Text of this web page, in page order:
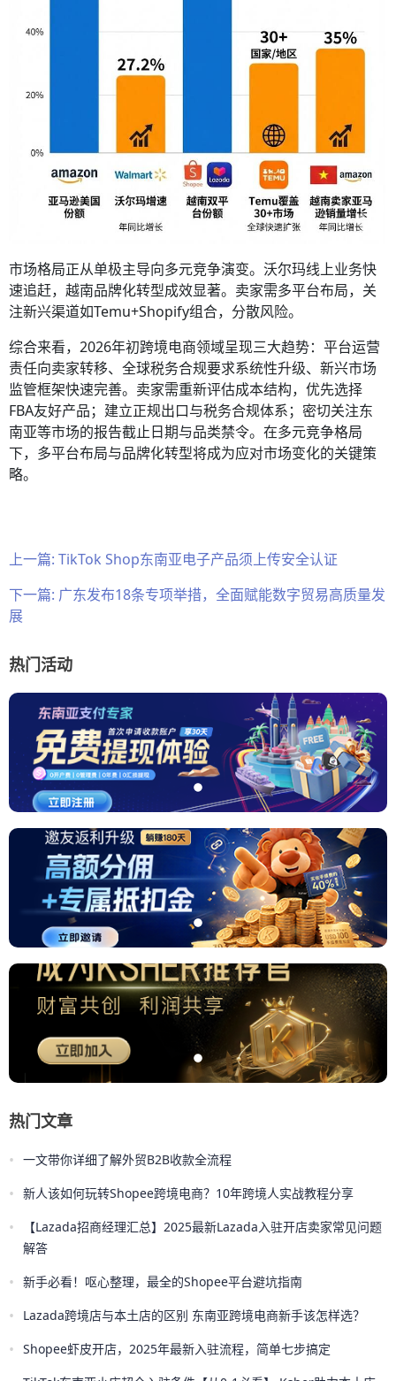
市场格局正从单极主导向多元竞争演变。沃尔玛线上业务快
速追赶，越南品牌化转型成效显著。卖家需多平台布局，关
注新兴渠道如Temu+Shopify组合，分散风险。
综合来看，2026年初跨境电商领域呈现三大趋势：平台运营
责任向卖家转移、全球税务合规要求系统性升级、新兴市场
监管框架快速完善。卖家需重新评估成本结构，优先选择
FBA友好产品；建立正规出口与税务合规体系；密切关注东
南亚等市场的报告截止日期与品类禁令。在多元竞争格局
下，多平台布局与品牌化转型将成为应对市场变化的关键策
略。
上一篇: TikTok Shop东南亚电子产品须上传安全认证
下一篇: 广东发布18条专项举措，全面赋能数字贸易高质量发
展
热门活动
热门文章
• 一文带你详细了解外贸B2B收款全流程
• 新人该如何玩转Shopee跨境电商？10年跨境人实战教程分享
•
【Lazada招商经理汇总】2025最新Lazada入驻开店卖家常见问题
解答
• 新手必看！呕心整理，最全的Shopee平台避坑指南
• Lazada跨境店与本土店的区别 东南亚跨境电商新手该怎样选？
• Shopee虾皮开店，2025年最新入驻流程，简单七步搞定